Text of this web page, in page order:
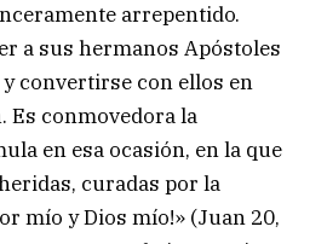
arrepentido.
a sus hermanos Apóstoles
convertirse con ellos en
conmovedora la
en esa ocasión, en la que
curadas por la
mío y Dios mío!» (Juan 20,